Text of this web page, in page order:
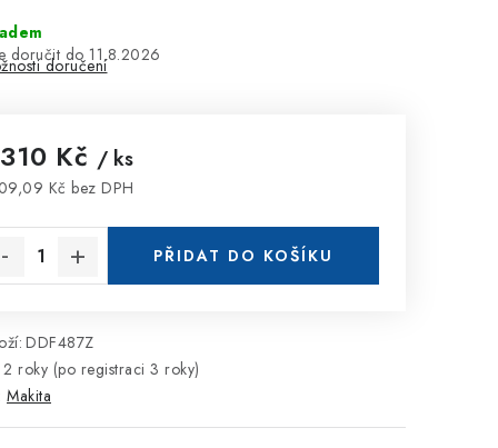
11.8.2026
doručení
Kč / ks
Kč bez DPH
PŘIDAT DO KOŠÍKU
DDF487Z
2 roky (po registraci 3 roky)
Makita